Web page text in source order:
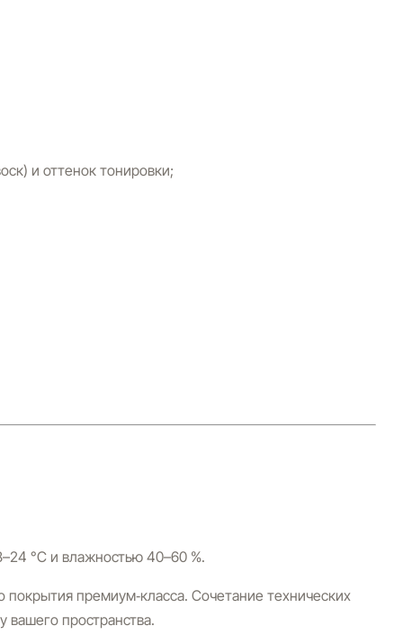
и оттенок тонировки;
°C и влажностью 40–60 %.
премиум‑класса. Сочетание технических
пространства.